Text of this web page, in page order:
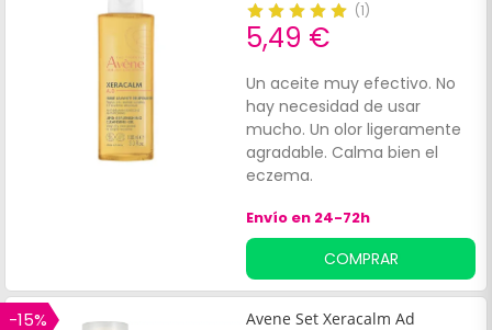
(1)
5,49 €
Un aceite muy efectivo. No
hay necesidad de usar
mucho. Un olor ligeramente
agradable. Calma bien el
eczema.
Envío en 24-72h
COMPRAR
-15%
Avene Set Xeracalm Ad